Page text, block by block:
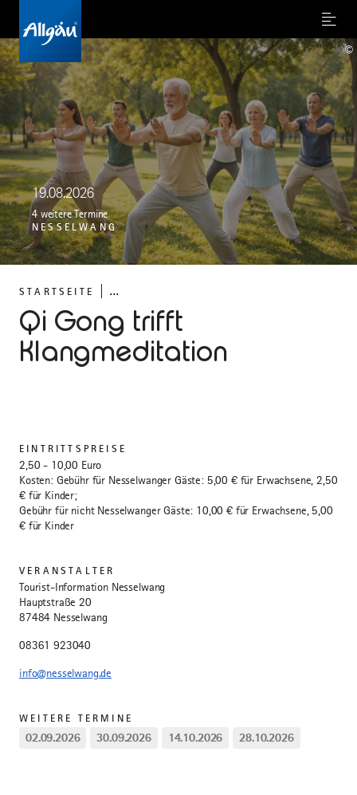
Menu
STARTSEITE ...
Qi Gong trifft
Klangmeditation
19.08.2026
4 weitere Termine
NESSELWANG
©
EINTRITTSPREISE
2,50 - 10,00 Euro
Kosten: Gebühr für Nesselwanger Gäste: 5,00 € für Erwachsene, 2,50
€ für Kinder;
Gebühr für nicht Nesselwanger Gäste: 10,00 € für Erwachsene, 5,00
€ für Kinder
VERANSTALTER
Tourist-Information Nesselwang
Hauptstraße 20
87484 Nesselwang
08361 923040
info@nesselwang.de
WEITERE TERMINE
02.09.2026 30.09.2026 14.10.2026 28.10.2026